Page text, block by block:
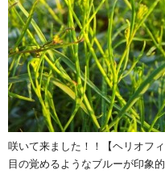
咲いて来ました！！【ヘリオフィ
目の覚めるようなブルーが印象